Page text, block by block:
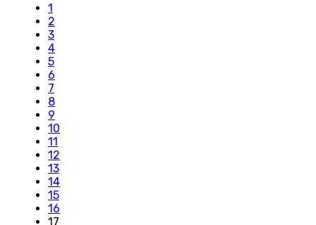
1
2
3
4
5
6
7
8
9
10
11
12
13
14
15
16
17